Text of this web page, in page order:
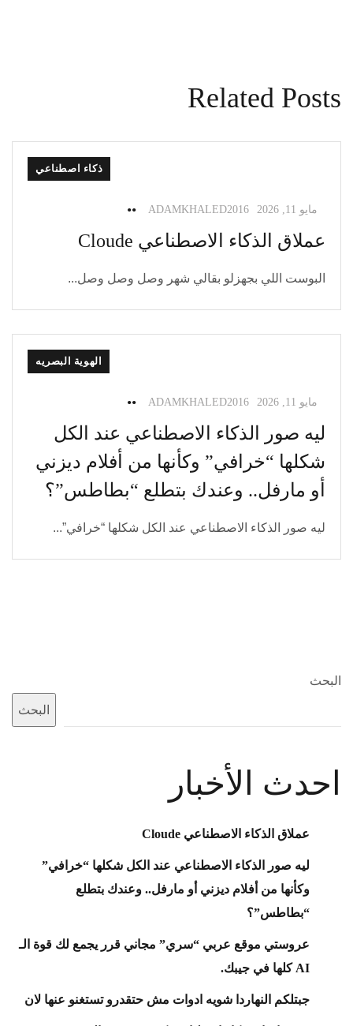
Related Posts
ذكاء اصطناعي
مايو 11, 2026 ADAMKHALED2016
عملاق الذكاء الاصطناعي Cloude
البوست اللي بجهزلو بقالي شهر وصل وصل وصل...
الهوية البصريه
مايو 11, 2026 ADAMKHALED2016
ليه صور الذكاء الاصطناعي عند الكل
شكلها “خرافي” وكأنها من أفلام ديزني
أو مارفل.. وعندك بتطلع “بطاطس”؟
ليه صور الذكاء الاصطناعي عند الكل شكلها “خرافي”...
البحث
البحث
احدث الأخبار
عملاق الذكاء الاصطناعي Cloude
ليه صور الذكاء الاصطناعي عند الكل شكلها “خرافي”
وكأنها من أفلام ديزني أو مارفل.. وعندك بتطلع
“بطاطس”؟
عروستي موقع عربي “سري” مجاني قرر يجمع لك قوة الـ
AI كلها في جيبك.
جبتلكم النهاردا شويه ادوات مش حتقدرو تستغنو عنها لان